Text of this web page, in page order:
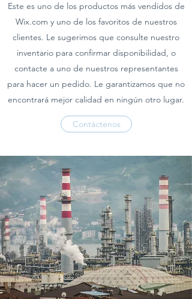
Este es uno de los productos más vendidos de
Wix.com y uno de los favoritos de nuestros
clientes. Le sugerimos que consulte nuestro
inventario para confirmar disponibilidad, o
contacte a uno de nuestros representantes
para hacer un pedido. Le garantizamos que no
encontrará mejor calidad en ningún otro lugar.
Contáctenos